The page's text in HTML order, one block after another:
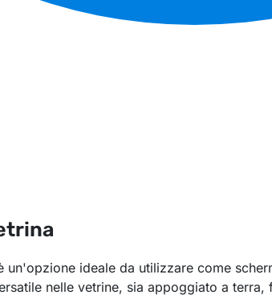
ideale da utilizzare come
nelle vetrine, sia appoggiato a